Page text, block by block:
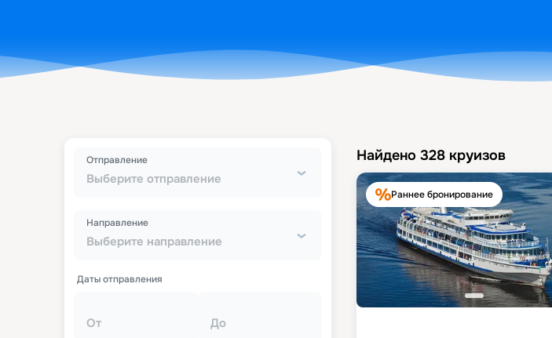
Выберите отправление
Отправление
Выберите направление
Направление
Даты отправления
От До
Найдено 328 круизов
Раннее бронирование